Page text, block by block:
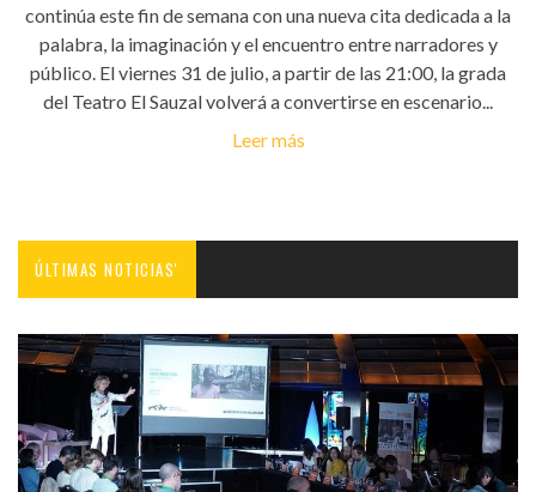
continúa este fin de semana con una nueva cita dedicada a la
palabra, la imaginación y el encuentro entre narradores y
público. El viernes 31 de julio, a partir de las 21:00, la grada
del Teatro El Sauzal volverá a convertirse en escenario...
Leer más
ÚLTIMAS NOTICIAS'